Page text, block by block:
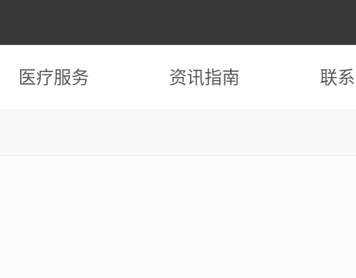
医疗服务 资讯指南 联